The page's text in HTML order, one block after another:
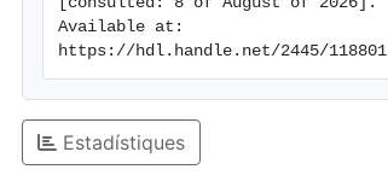
Available at:
https://hdl.handle.net/2445/118801
Estadístiques